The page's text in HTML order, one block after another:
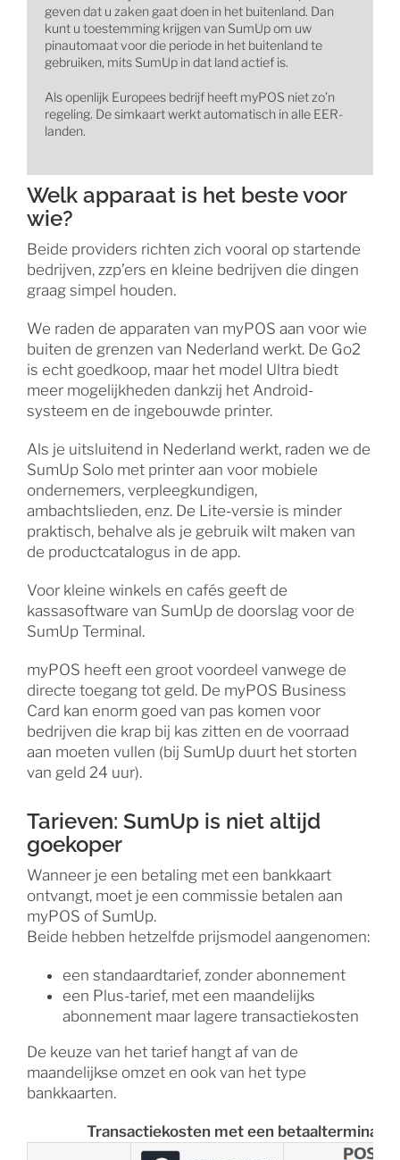
geven dat u zaken gaat doen in het buitenland. Dan
kunt u toestemming krijgen van SumUp om uw
pinautomaat voor die periode in het buitenland te
gebruiken, mits SumUp in dat land actief is.
Als openlijk Europees bedrijf heeft myPOS niet zo’n
regeling. De simkaart werkt automatisch in alle EER-
landen.
Welk apparaat is het beste voor
wie?
Beide providers richten zich vooral op startende
bedrijven, zzp’ers en kleine bedrijven die dingen
graag simpel houden.
We raden de apparaten van myPOS aan voor wie
buiten de grenzen van Nederland werkt. De Go2
is echt goedkoop, maar het model Ultra biedt
meer mogelijkheden dankzij het Android-
systeem en de ingebouwde printer.
Als je uitsluitend in Nederland werkt, raden we de
SumUp Solo met printer aan voor mobiele
ondernemers, verpleegkundigen,
ambachtslieden, enz. De Lite-versie is minder
praktisch, behalve als je gebruik wilt maken van
de productcatalogus in de app.
Voor kleine winkels en cafés geeft de
kassasoftware van SumUp de doorslag voor de
SumUp Terminal.
myPOS heeft een groot voordeel vanwege de
directe toegang tot geld. De myPOS Business
Card kan enorm goed van pas komen voor
bedrijven die krap bij kas zitten en de voorraad
aan moeten vullen (bij SumUp duurt het storten
van geld 24 uur).
Tarieven: SumUp is niet altijd
goekoper
Wanneer je een betaling met een bankkaart
ontvangt, moet je een commissie betalen aan
myPOS of SumUp.
Beide hebben hetzelfde prijsmodel aangenomen:
een standaardtarief, zonder abonnement
een Plus-tarief, met een maandelijks
abonnement maar lagere transactiekosten
De keuze van het tarief hangt af van de
maandelijkse omzet en ook van het type
bankkaarten.
Transactiekosten met een betaalterminal